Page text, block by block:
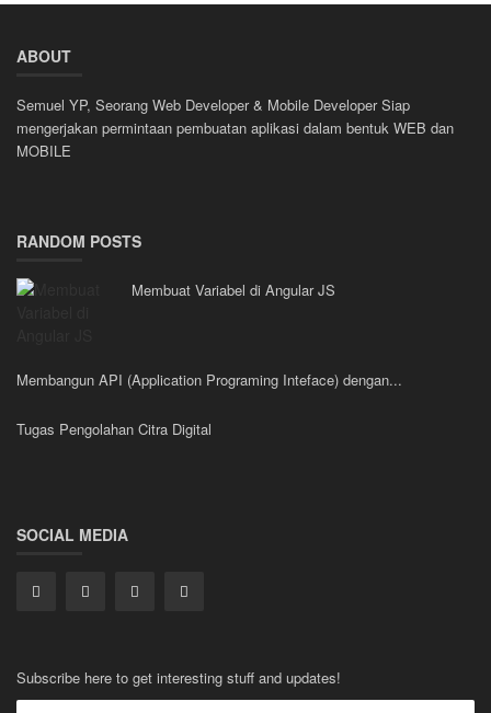
ABOUT
Semuel YP, Seorang Web Developer & Mobile Developer Siap
mengerjakan permintaan pembuatan aplikasi dalam bentuk WEB dan
MOBILE
RANDOM POSTS
Membuat Variabel di Angular JS
Membangun API (Application Programing Inteface) dengan...
Tugas Pengolahan Citra Digital
SOCIAL MEDIA
Subscribe here to get interesting stuff and updates!